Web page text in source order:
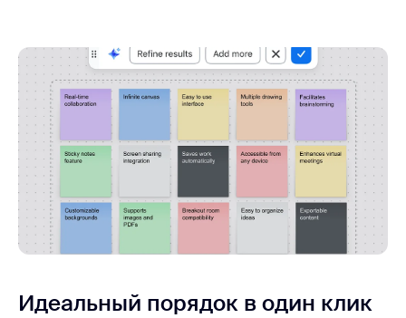
Идеальный порядок в один клик